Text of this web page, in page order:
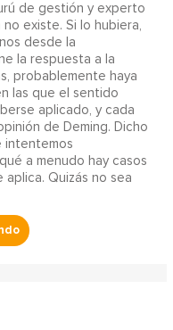
de gestión y experto
existe. Si lo hubiera,
desde la
la respuesta a la
probablemente haya
las que el sentido
aplicado, y cada
de Deming. Dicho
intentemos
a menudo hay casos
Quizás no sea